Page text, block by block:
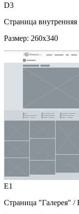
D3
Страница внутренняя
Размер: 260x340
E1
Страница "Галерея" /